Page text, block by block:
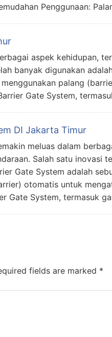
Penggunaan:
aspek kehidupan,
banyak digunakan
palang
Gate System,
DI Jakarta Timur
meluas dalam
Salah satu inovasi
Gate System adalah
otomatis untuk
Gate System, termasuk
fields are marked *